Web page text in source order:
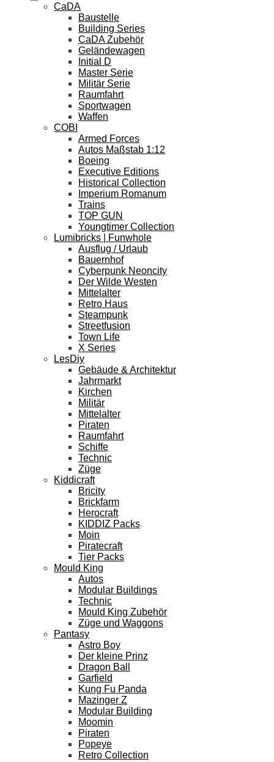
CaDA
Baustelle
Building Series
CaDA Zubehör
Geländewagen
Initial D
Master Serie
Militär Serie
Raumfahrt
Sportwagen
Waffen
COBI
Armed Forces
Autos Maßstab 1:12
Boeing
Executive Editions
Historical Collection
Imperium Romanum
Trains
TOP GUN
Youngtimer Collection
Lumibricks | Funwhole
Ausflug / Urlaub
Bauernhof
Cyberpunk Neoncity
Der Wilde Westen
Mittelalter
Retro Haus
Steampunk
Streetfusion
Town Life
X Series
LesDiy
Gebäude & Architektur
Jahrmarkt
Kirchen
Militär
Mittelalter
Piraten
Raumfahrt
Schiffe
Technic
Züge
Kiddicraft
Bricity
Brickfarm
Herocraft
KIDDIZ Packs
Moin
Piratecraft
Tier Packs
Mould King
Autos
Modular Buildings
Technic
Mould King Zubehör
Züge und Waggons
Pantasy
Astro Boy
Der kleine Prinz
Dragon Ball
Garfield
Kung Fu Panda
Mazinger Z
Modular Building
Moomin
Piraten
Popeye
Retro Collection